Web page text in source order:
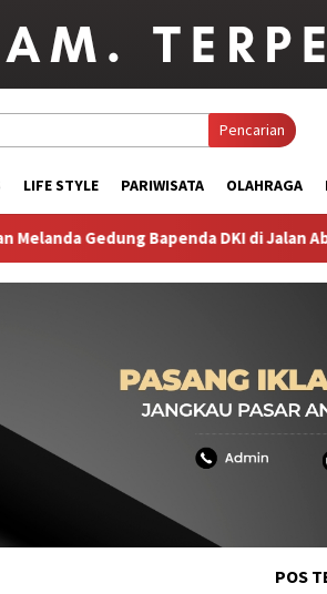
Pencarian
LIFE STYLE PARIWISATA OLAHRAGA
Bapenda DKI di Jalan Abdul Muis,
POS